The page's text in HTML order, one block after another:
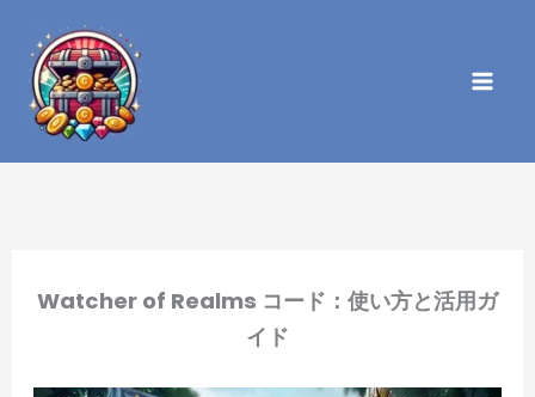
キ
Watcher of Realms コード：使い方と活用ガ
イド